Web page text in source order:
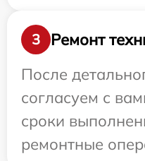
3
Ремонт
После
согласуем с
сроки
ремонтные